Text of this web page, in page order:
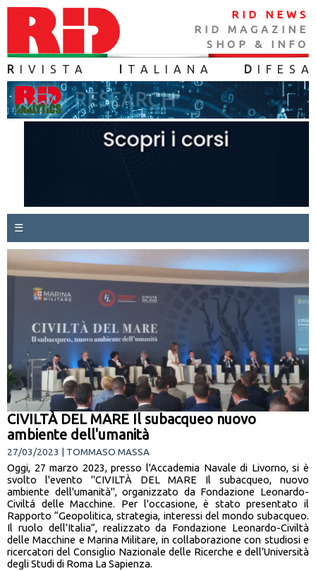
RID NEWS
RID MAGAZINE
SHOP & INFO
R IVISTA TALIANA D IFES A
☰
CIVILTÀ DEL MARE Il subacqueo nuovo
ambiente dell'umanità
27/03/2023 | TOMMASO MASSA
Oggi, 27 marzo 2023, presso l'Accademia Navale di Livorno, si è
svolto l'evento "CIVILTÀ DEL MARE Il subacqueo, nuovo
ambiente dell'umanità", organizzato da Fondazione Leonardo-
Civiltá delle Macchine. Per l'occasione, è stato presentato il
Rapporto “Geopolitica, strategia, interessi del mondo subacqueo.
Il ruolo dell’Italia”, realizzato da Fondazione Leonardo-Civiltà
delle Macchine e Marina Militare, in collaborazione con studiosi e
ricercatori del Consiglio Nazionale delle Ricerche e dell’Università
degli Studi di Roma La Sapienza.